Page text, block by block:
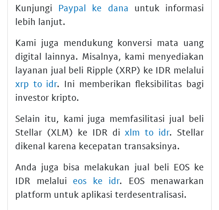
Kunjungi Paypal ke dana untuk informasi
lebih lanjut.
Kami juga mendukung konversi mata uang
digital lainnya. Misalnya, kami menyediakan
layanan jual beli Ripple (XRP) ke IDR melalui
xrp to idr. Ini memberikan fleksibilitas bagi
investor kripto.
Selain itu, kami juga memfasilitasi jual beli
Stellar (XLM) ke IDR di xlm to idr. Stellar
dikenal karena kecepatan transaksinya.
Anda juga bisa melakukan jual beli EOS ke
IDR melalui eos ke idr. EOS menawarkan
platform untuk aplikasi terdesentralisasi.